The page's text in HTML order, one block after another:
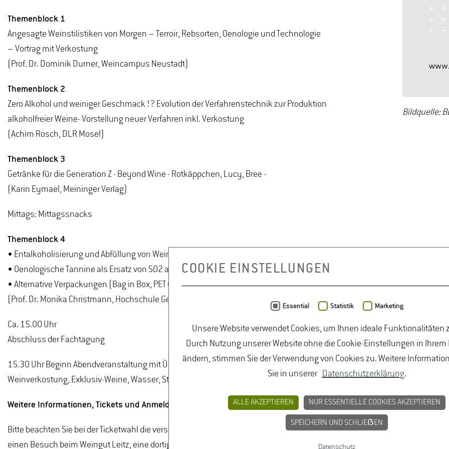
Bildquelle:
Themenblock 1
Angesagte Weinstilistiken von Morgen – Terroir, Rebsorten, Oenologie und Technologie
– Vortrag mit Verkostung
(Prof. Dr. Dominik Durner, Weincampus Neustadt)
Themenblock 2
Zero Alkohol und weiniger Geschmack !? Evolution der Verfahrenstechnik zur Produktion
alkoholfreier Weine- Vorstellung neuer Verfahren inkl. Verkostung
(Achim Rosch, DLR Mosel)
Themenblock 3
Getränke für die Generation Z - Beyond Wine - Rotkäppchen, Lucy, Bree -
(Karin Eymael, Meininger Verlag)
Mittags: Mittagssnacks
Themenblock 4
• Entalkoholisierung und Abfüllung von Wein im neuen Technikum
• Oenologische Tannine als Ersatz von SO2 am Beispiel Estaan inkl. Verkostung
• Alternative Verpackungen (Bag in Box, PET uvm.) inkl. Verkostung
(Prof. Dr. Monika Christmann, Hochschule Geisenheim)
Ca. 15.00 Uhr
Abschluss der Fachtagung
15.30 Uhr Beginn Abendveranstaltung mit Übergang zu einer Kellerführung im Weingut Leitz, Geisenheim und come
Weinverkostung, Exklusiv-Weine, Wasser, Stehbuffet.
Weitere Informationen, Tickets und Anmeldung unter: www.oenologen.com
Bitte beachten Sie bei der Ticketwahl die verschiedenen Möglichkeiten. Sie können Tickets für die Fachtagung buchen
einen Besuch beim Weingut Leitz, eine dortige BDO-Jubiläumsfeier, Sektempfang, Weinprobe und Stehbuffet beinhaltet.
COOKIE EINSTELLUNGEN
Essential Statistik Marketing
Unsere Website verwendet Cookies, um Ihnen ideale Funktionalitäten
Durch Nutzung unserer Website ohne die Cookie-Einstellungen in Ihrem
ändern, stimmen Sie der Verwendung von Cookies zu. Weitere
Sie in unserer Datenschutzerklärung.
ALLE AKZEPTIEREN NUR ESSENTIELLE COOKIES AKZEPTIEREN
SPEICHERN UND SCHLIEẞEN
Datenschutz